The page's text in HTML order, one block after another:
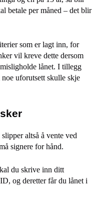
betale per måned – det blir
som er lagt inn, for
vil kreve dette dersom
lånet. I tillegg
uforutsett skulle skje
altså å vente ved
signere for hånd.
du skrive inn ditt
og deretter får du lånet i